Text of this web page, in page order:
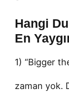
Hangi
En
1) “Bigger
zaman yok.